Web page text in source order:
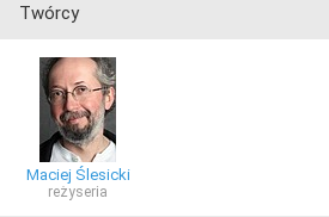
Twórcy
Maciej Ślesicki
reżyseria